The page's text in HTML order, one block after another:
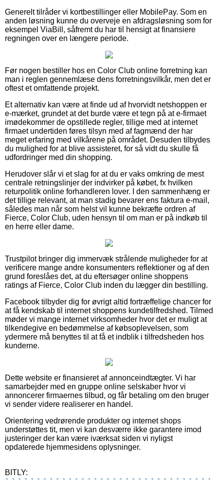
Generelt tilråder vi kortbestillinger eller MobilePay. Som en
anden løsning kunne du overveje en afdragsløsning som for
eksempel ViaBill, såfremt du har til hensigt at finansiere
regningen over en længere periode.
Før nogen bestiller hos en Color Club online forretning kan
man i reglen gennemlæse dens forretningsvilkår, men det er
oftest et omfattende projekt.
Et alternativ kan være at finde ud af hvorvidt netshoppen er
e-mærket, grundet at det burde være et tegn på at e-firmaet
imødekommer de opstillede regler, tillige med at internet
firmaet undertiden føres tilsyn med af fagmænd der har
meget erfaring med vilkårene på området. Desuden tilbydes
du mulighed for at blive assisteret, for så vidt du skulle få
udfordringer med din shopping.
Herudover slår vi et slag for at du er vaks omkring de mest
centrale retningslinjer der indvirker på købet, fx hvilken
returpolitik online forhandleren lover. I den sammenhæng er
det tillige relevant, at man stadig bevarer ens faktura e-mail,
således man når som helst vil kunne bekræfte ordren af
Fierce, Color Club, uden hensyn til om man er på indkøb til
en herre eller dame.
Trustpilot bringer dig immervæk strålende muligheder for at
verificere mange andre konsumenters reflektioner og af den
grund foreslåes det, at du eftersøger online shoppens
ratings af Fierce, Color Club inden du lægger din bestilling.
Facebook tilbyder dig for øvrigt altid fortræffelige chancer for
at få kendskab til internet shoppens kundetilfredshed. Tilmed
møder vi mange internet virksomheder hvor det er muligt at
tilkendegive en bedømmelse af købsoplevelsen, som
ydermere må benyttes til at få et indblik i tilfredsheden hos
kunderne.
Dette website er finansieret af annonceindtægter. Vi har
samarbejder med en gruppe online selskaber hvor vi
annoncerer firmaernes tilbud, og får betaling om den bruger
vi sender videre realiserer en handel.
Orientering vedrørende produkter og internet shops
understøttes tit, men vi kan desværre ikke garantere imod
justeringer der kan være iværksat siden vi nyligst
opdaterede hjemmesidens oplysninger.
BITLY: